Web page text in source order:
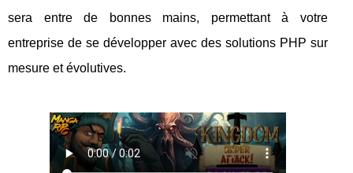
sera entre de bonnes mains, permettant à votre
entreprise de se développer avec des solutions PHP sur
mesure et évolutives.